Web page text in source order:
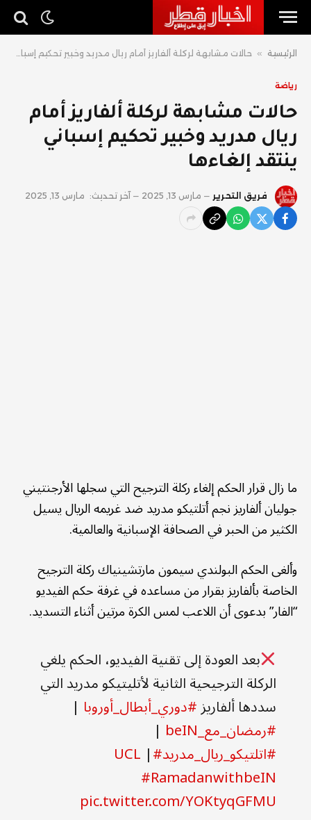
الرئيسية » حالات مشابهة لركلة ألفاريز أمام ريال مدريد وخبير تحكيم إسباني ينتقد إلغاءها
رياضة
حالات مشابهة لركلة ألفاريز أمام
ريال مدريد وخبير تحكيم إسباني
ينتقد إلغاءها
فريق التحرير مارس 13, 2025 آخر تحديث: مارس 13, 2025
ما زال قرار الحكم إلغاء ركلة الترجيح التي سجلها الأرجنتيني
جوليان ألفاريز نجم أتلتيكو مدريد ضد غريمه الريال يسيل
الكثير من الحبر في الصحافة الإسبانية والعالمية.
وألغى الحكم البولندي سيمون مارتشينياك ركلة الترجيح
الخاصة بألفاريز بقرار من مساعده في غرفة حكم الفيديو
“الفار” بدعوى أن اللاعب لمس الكرة مرتين أثناء التسديد.
بعد العودة إلى تقنية الفيديو، الحكم يلغي
الركلة الترجيحية الثانية لأتليتيكو مدريد التي
سددها ألفاريز#دوري_أبطال_أوروبا |
#رمضان_مع_beIN |
#اتلتيكو_ريال_مدريد#UCL
|
#RamadanwithbeIN
pic.twitter.com/YOKtyqGFMU